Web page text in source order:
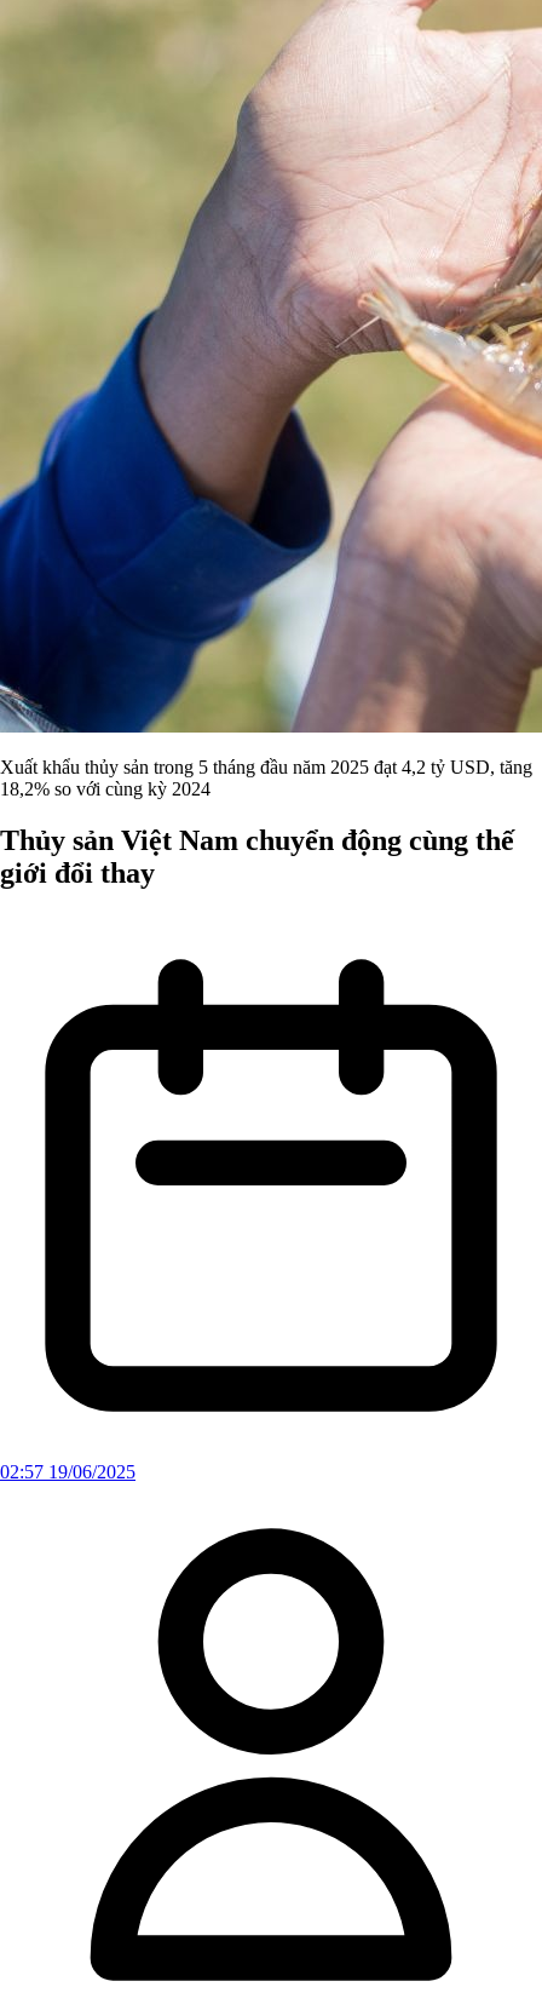
Xuất khẩu thủy sản trong 5 tháng đầu năm 2025 đạt 4,2 tỷ USD, tăng
18,2% so với cùng kỳ 2024
Thủy sản Việt Nam chuyển động cùng thế
giới đổi thay
02:57 19/06/2025